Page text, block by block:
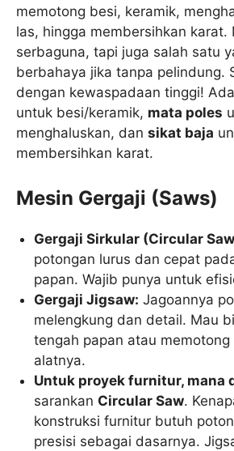
memotong besi, keramik,
las, hingga membersihkan karat.
serbaguna, tapi juga salah satu
berbahaya jika tanpa pelindung.
dengan kewaspadaan tinggi! Ada
untuk besi/keramik, mata poles
menghaluskan, dan sikat baja
membersihkan karat.
Mesin Gergaji (Saws)
Gergaji Sirkular (Circular
potongan lurus dan cepat
papan. Wajib punya untuk
Gergaji Jigsaw: Jagoannya
melengkung dan detail. Mau
tengah papan atau memotong
alatnya.
Untuk proyek furnitur, mana
sarankan Circular Saw.
konstruksi furnitur butuh
presisi sebagai dasarnya.